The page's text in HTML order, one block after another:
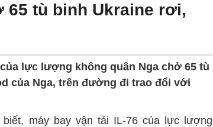
65 tù binh Ukraine rơi,
lực lượng không quân Nga chở 65 tù
của Nga, trên đường đi trao đổi với
máy bay vận tải IL-76 của lực lượng